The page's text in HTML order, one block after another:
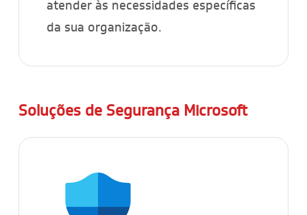
atender às necessidades específicas
da sua organização.
Soluções de Segurança Microsoft